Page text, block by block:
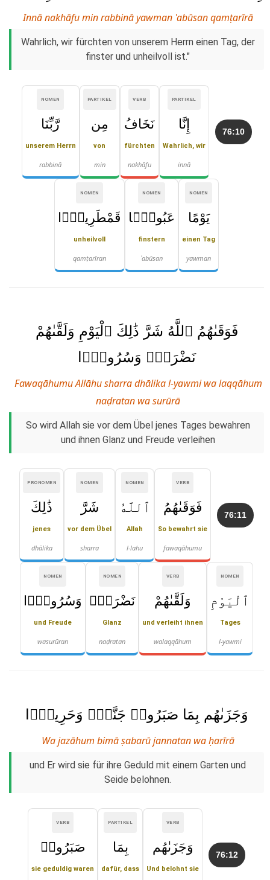
Innā nakhāfu min rabbinā yawman ʿabūsan qamṭarīrā
Wahrlich, wir fürchten von unserem Herrn einen Tag, der
finster und unheilvoll ist."
76:10
PARTIKEL
إِنَّا
Wahrlich, wir
innā
VERB
نَخَافُ
fürchten
nakhāfu
PARTIKEL
مِن
von
min
NOMEN
رَّبِّنَا
unserem Herrn
rabbinā
NOMEN
يَوْمًا
einen Tag
yawman
NOMEN
عَبُوسًۭا
finstern
ʿabūsan
NOMEN
قَمْطَرِيرًۭا
unheilvoll
qamṭarīran
فَوَقَىٰهُمُ ٱللَّهُ شَرَّ ذَٰلِكَ ٱلْيَوْمِ وَلَقَّىٰهُمْ
نَضْرَةًۭ وَسُرُورًۭا
Fawaqāhumu Allāhu sharra dhālika l-yawmi wa laqqāhum
naḍratan wa surūrā
So wird Allah sie vor dem Übel jenes Tages bewahren
und ihnen Glanz und Freude verleihen
76:11
VERB
فَوَقَىٰهُمُ
So bewahrt sie
fawaqāhumu
NOMEN
ٱللَّهُ
Allah
l-lahu
NOMEN
شَرَّ
vor dem Übel
sharra
PRONOMEN
ذَٰلِكَ
jenes
dhālika
NOMEN
ٱلْيَوْمِ
Tages
l-yawmi
VERB
وَلَقَّىٰهُمْ
und verleiht ihnen
walaqqāhum
NOMEN
نَضْرَةًۭ
Glanz
naḍratan
NOMEN
وَسُرُورًۭا
und Freude
wasurūran
وَجَزَىٰهُم بِمَا صَبَرُوا۟ جَنَّةًۭ وَحَرِيرًۭا
Wa jazāhum bimā ṣabarū jannatan wa ḥarīrā
und Er wird sie für ihre Geduld mit einem Garten und
Seide belohnen.
76:12
VERB
وَجَزَىٰهُم
Und belohnt sie
PARTIKEL
بِمَا
dafür, dass
VERB
صَبَرُوا۟
sie geduldig waren